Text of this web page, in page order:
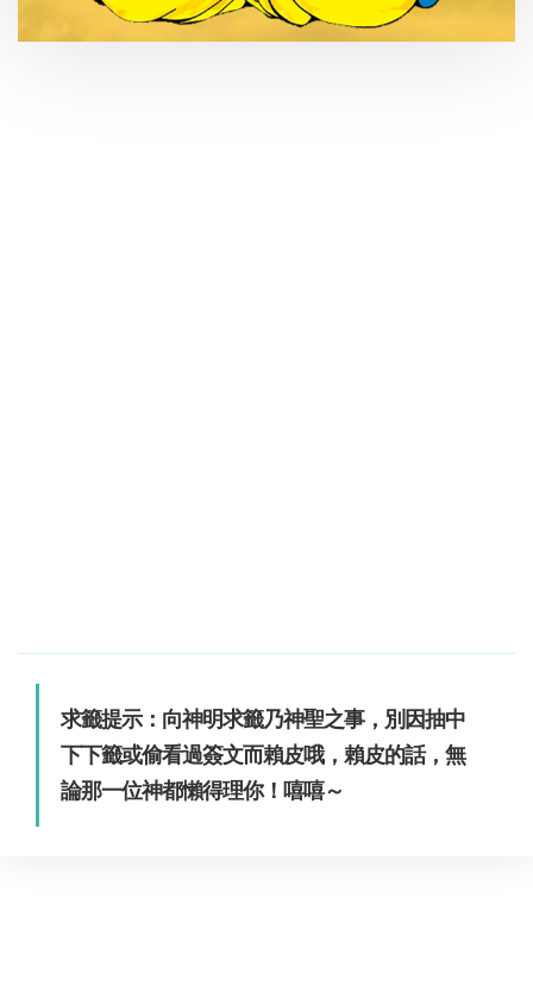
求籤提示：向神明求籤乃神聖之事，別因抽中
下下籤或偷看過簽文而賴皮哦，賴皮的話，無
論那一位神都懶得理你！嘻嘻～